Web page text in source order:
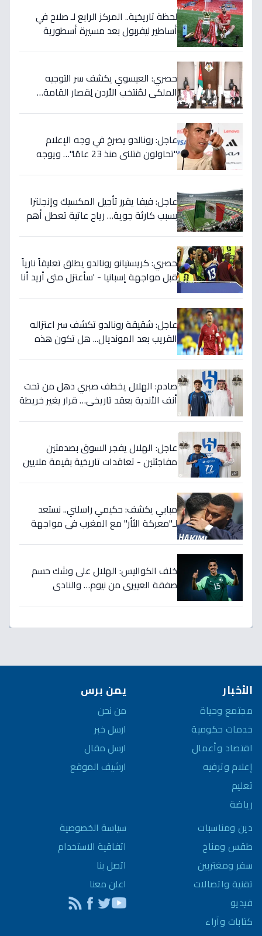
لحظة تاريخية.. المركز الرابع لـ صلاح في
أساطير ليفربول بعد مسيرة أسطورية
حصري: العيسوي يكشف سر التوجيه
الملكي لمُنتخب الأردن لِقصار القامة…
عاجل: رونالدو يصرخ في وجه الإعلام
"تحاولون قتلني منذ 23 عامًا"… ويوجه
عاجل: فيفا يقرر تأجيل المكسيك وإنجلترا
بسبب كارثة جوية… رياح عاتية تعطل أهم
حصري: كريستيانو رونالدو يطلق تعليقاً نارياً
قبل مواجهة إسبانيا - 'سأعتزل متى أريد أنا
عاجل: شقيقة رونالدو تكشف سر اعتزاله
القريب بعد المونديال... هل تكون هذه
صادم: الهلال يخطف صبري دهل من تحت
أنف الأندية بعقد تاريخي… قرار يغير خريطة
عاجل: الهلال يفجر السوق بصدمتين
مفاجئتين - تعاقدات تاريخية بقيمة ملايين
مبابي يكشف: حكيمي راسلني.. نستعد
لـ"معركة الثأر" مع المغرب في مواجهة
خلف الكواليس: الهلال على وشك حسم
صفقة العييري من نيوم… والنادي
الأخبار
مجتمع وحياة
خدمات حكومية
اقتصاد وأعمال
إعلام وترفيه
تعليم
رياضة
دين ومناسبات
طقس ومناخ
سفر ومغتربين
تقنية واتصالات
فيديو
كتابات وآراء
يمن برس
من نحن
ارسل خبر
ارسل مقال
ارشيف الموقع
سياسة الخصوصية
اتفاقية الاستخدام
اتصل بنا
اعلن معنا